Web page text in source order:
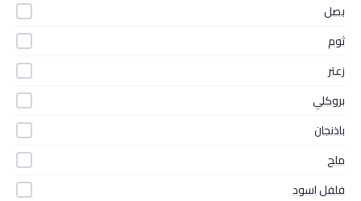
بصل
ثوم
زعتر
بروكلي
باذنجان
ملح
فلفل اسود